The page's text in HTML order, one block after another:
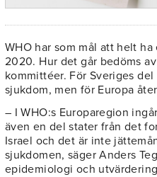
WHO har som mål att helt
2020. Hur det går bedöms
kommittéer. För Sveriges
sjukdom, men för Europa
– I WHO:s Europaregion
även en del stater från det
Israel och det är inte
sjukdomen, säger Anders
epidemiologi och